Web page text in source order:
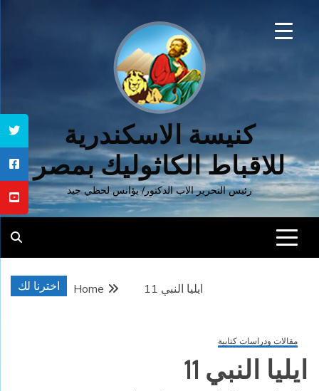
كنيسة الاسكندرية
للاقباط الكاثوليك بمصر
رئيس التحرير الاب الدكتور/ يؤانس لحظي جيد
اخترنا لك Home ايليا النبي 11
مقالات ودراسات كتابية
ايليا النبي 11